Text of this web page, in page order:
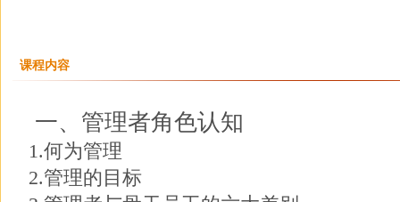
课程内容
一、管理者角色认知
1.何为管理
2.管理的目标